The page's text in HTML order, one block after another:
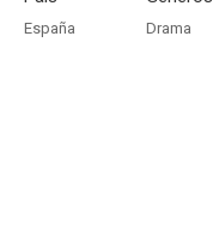
España Drama